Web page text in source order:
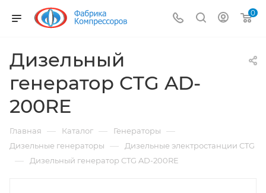
0
Дизельный
генератор CTG AD-
200RE
Главная — Каталог — Генераторы —
Дизельные генераторы — Дизельные электростанции CTG
— Дизельный генератор CTG AD-200RE